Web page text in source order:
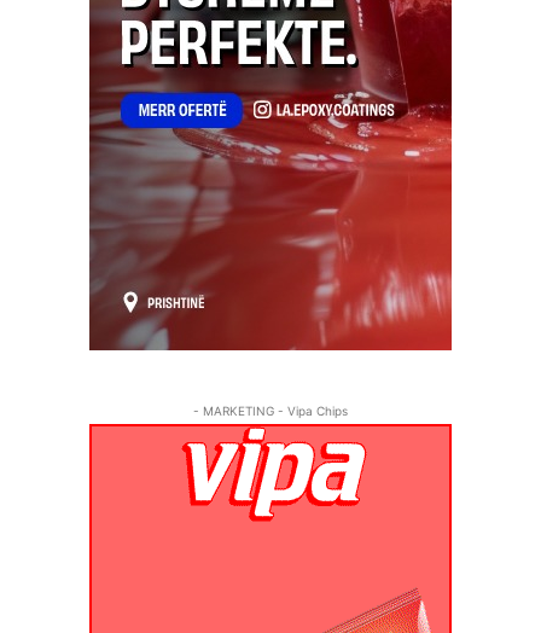
- MARKETING - Vipa Chips